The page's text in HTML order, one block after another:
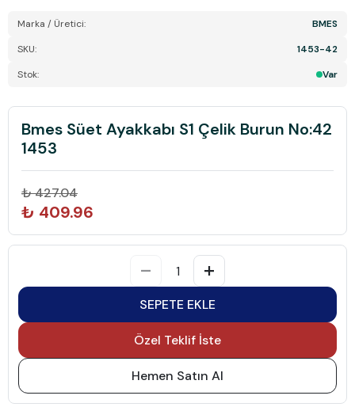
Marka / Üretici:
BMES
SKU:
1453-42
Stok:
Var
Bmes Süet Ayakkabı S1 Çelik Burun No:42
1453
₺ 427.04
₺ 409.96
SEPETE EKLE
Özel Teklif İste
Hemen Satın Al